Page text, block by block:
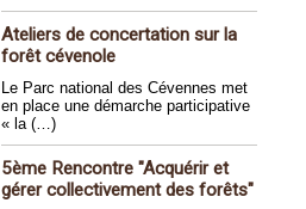
Ateliers de concertation sur la
forêt cévenole
Le Parc national des Cévennes met
en place une démarche participative
« la (…)
5ème Rencontre "Acquérir et
gérer collectivement des forêts"